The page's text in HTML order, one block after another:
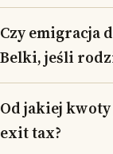
Czy emigracja
Belki, jeśli
Od jakiej
exit tax?